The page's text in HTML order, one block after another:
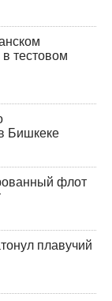
тестовом
Бишкеке
флот
плавучий